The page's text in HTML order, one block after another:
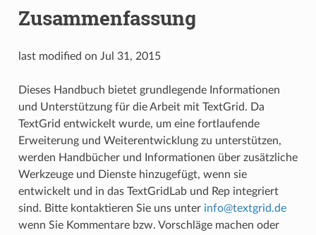
Zusammenfassung
last modified on Jul 31, 2015
Dieses Handbuch bietet grundlegende Informationen
und Unterstützung für die Arbeit mit TextGrid. Da
TextGrid entwickelt wurde, um eine fortlaufende
Erweiterung und Weiterentwicklung zu unterstützen,
werden Handbücher und Informationen über zusätzliche
Werkzeuge und Dienste hinzugefügt, wenn sie
entwickelt und in das TextGridLab und Rep integriert
sind. Bitte kontaktieren Sie uns unter info@textgrid.de
wenn Sie Kommentare bzw. Vorschläge machen oder